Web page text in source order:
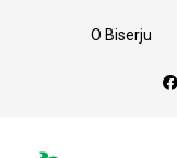
O Biserju